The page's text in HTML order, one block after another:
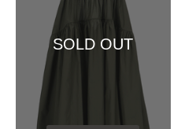
SOLD OUT